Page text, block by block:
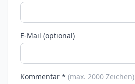
E-Mail (optional)
Kommentar * (max. 2000 Zeichen)